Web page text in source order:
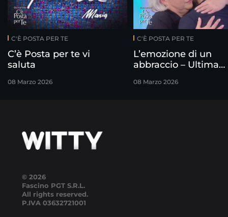
C'È POSTA PER TE
C’è Posta per te vi
saluta
08 Marzo 2026
C'È POSTA PER TE
L’emozione di un
abbraccio – Ultima
08 Marzo 2026
© 2026
Fascino PGT S.R.L.
All rights reserved.
P.IVA 03632721001